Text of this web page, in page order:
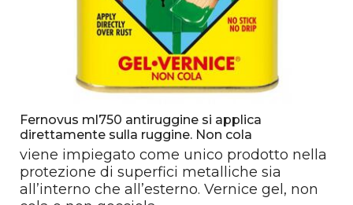
Fernovus ml750 antiruggine si applica
direttamente sulla ruggine. Non cola
viene impiegato come unico prodotto nella
protezione di superfici metalliche sia
all’interno che all’esterno. Vernice gel, non